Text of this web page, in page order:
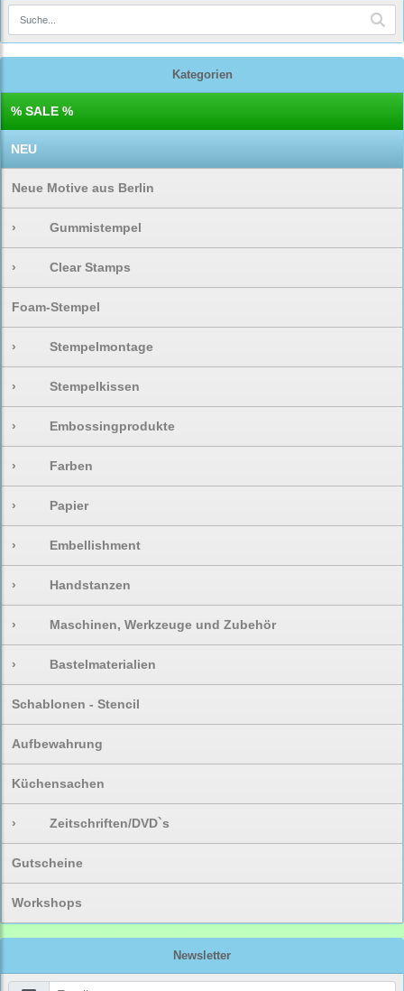
Kategorien
% SALE %
NEU
Neue Motive aus Berlin
› Gummistempel
› Clear Stamps
Foam-Stempel
› Stempelmontage
› Stempelkissen
› Embossingprodukte
› Farben
› Papier
› Embellishment
› Handstanzen
› Maschinen, Werkzeuge und Zubehör
› Bastelmaterialien
Schablonen - Stencil
Aufbewahrung
Küchensachen
› Zeitschriften/DVD`s
Gutscheine
Workshops
Newsletter